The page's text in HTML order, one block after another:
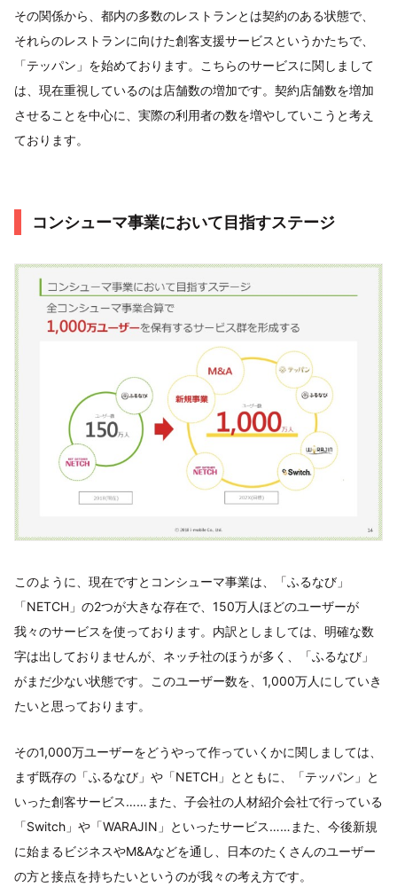
その関係から、都内の多数のレストランとは契約のある状態で、
それらのレストランに向けた創客支援サービスというかたちで、
「テッパン」を始めております。こちらのサービスに関しまして
は、現在重視しているのは店舗数の増加です。契約店舗数を増加
させることを中心に、実際の利用者の数を増やしていこうと考え
ております。
コンシューマ事業において目指すステージ
このように、現在ですとコンシューマ事業は、「ふるなび」
「NETCH」の2つが大きな存在で、150万人ほどのユーザーが
我々のサービスを使っております。内訳としましては、明確な数
字は出しておりませんが、ネッチ社のほうが多く、「ふるなび」
がまだ少ない状態です。このユーザー数を、1,000万人にしていき
たいと思っております。
その1,000万ユーザーをどうやって作っていくかに関しましては、
まず既存の「ふるなび」や「NETCH」とともに、「テッパン」と
いった創客サービス……また、子会社の人材紹介会社で行っている
「Switch」や「WARAJIN」といったサービス……また、今後新規
に始まるビジネスやM&Aなどを通し、日本のたくさんのユーザー
の方と接点を持ちたいというのが我々の考え方です。